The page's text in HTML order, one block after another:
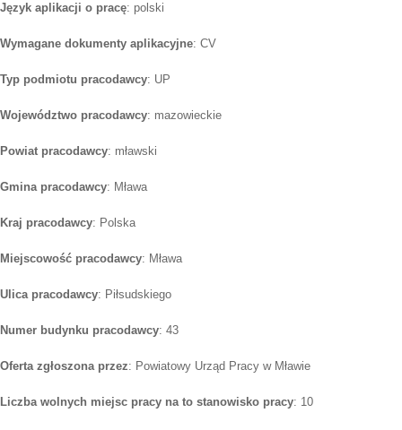
Język aplikacji o pracę: polski
Wymagane dokumenty aplikacyjne: CV
Typ podmiotu pracodawcy: UP
Województwo pracodawcy: mazowieckie
Powiat pracodawcy: mławski
Gmina pracodawcy: Mława
Kraj pracodawcy: Polska
Miejscowość pracodawcy: Mława
Ulica pracodawcy: Piłsudskiego
Numer budynku pracodawcy: 43
Oferta zgłoszona przez: Powiatowy Urząd Pracy w Mławie
Liczba wolnych miejsc pracy na to stanowisko pracy: 10